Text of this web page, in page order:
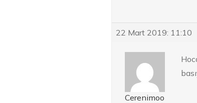
22 Mart 2019: 11:10
Cerenimoo